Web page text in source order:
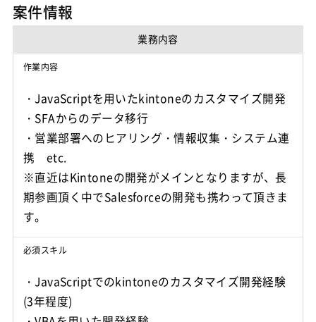
案件情報
業務内容
作業内容
・JavaScriptを用いたkintoneのカスタマイズ開発
・SFAからのデータ移行
・営業部署へのヒアリング・情報収集・システム連
携 etc.
※直近はKintoneの開発がメインとなりますが、長
期参画頂く中でSalesforceの開発も携わって頂きま
す。
必須スキル
・JavaScriptでのkintoneのカスタマイズ開発経験
(3年程度)